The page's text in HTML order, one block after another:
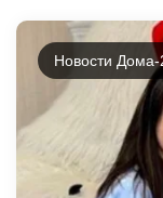
Новости Дома-